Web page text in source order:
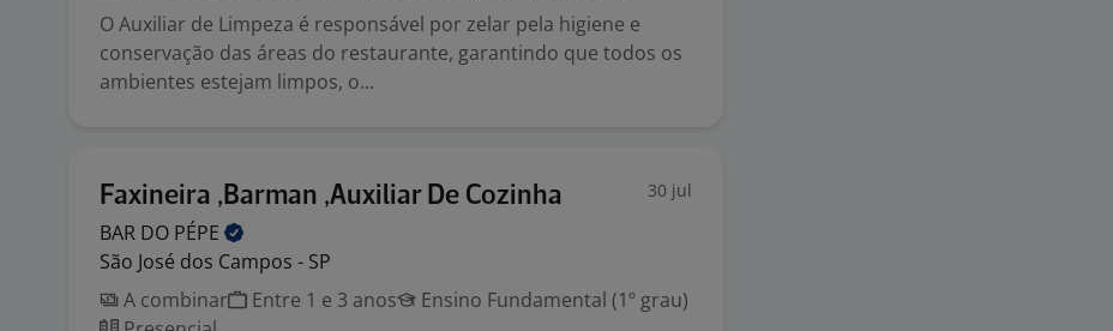
O Auxiliar de Limpeza é responsável por zelar pela higiene e
conservação das áreas do restaurante, garantindo que todos os
ambientes estejam limpos, o...
Faxineira ,Barman ,Auxiliar De Cozinha 30 jul
BAR DO PÉPE
São José dos Campos - SP
A combinar
Entre 1 e 3 anos
Ensino Fundamental (1º grau)